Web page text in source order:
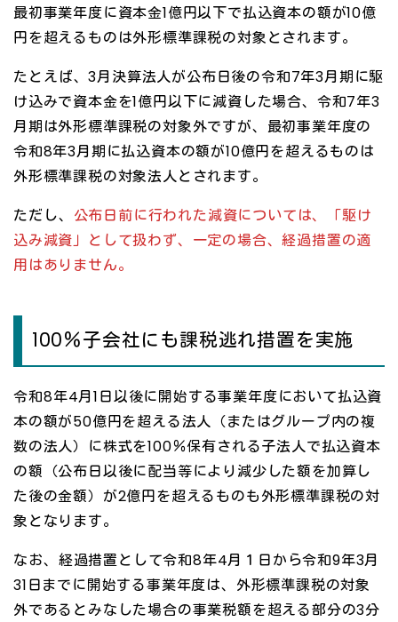
最初事業年度に資本金1億円以下で払込資本の額が10億
円を超えるものは外形標準課税の対象とされます。
たとえば、3月決算法人が公布日後の令和7年3月期に駆
け込みで資本金を1億円以下に減資した場合、令和7年3
月期は外形標準課税の対象外ですが、最初事業年度の
令和8年3月期に払込資本の額が10億円を超えるものは
外形標準課税の対象法人とされます。
ただし、 公布日前に行われた減資については、「駆け
込み減資」として扱わず、一定の場合、経過措置の適
用はありません。
100％子会社にも課税逃れ措置を実施
令和8年4月1日以後に開始する事業年度において払込資
本の額が50億円を超える法人（またはグループ内の複
数の法人）に株式を100％保有される子法人で払込資本
の額（公布日以後に配当等により減少した額を加算し
た後の金額）が2億円を超えるものも外形標準課税の対
象となります。
なお、経過措置として令和8年4月１日から令和9年3月
31日までに開始する事業年度は、外形標準課税の対象
外であるとみなした場合の事業税額を超える部分の3分